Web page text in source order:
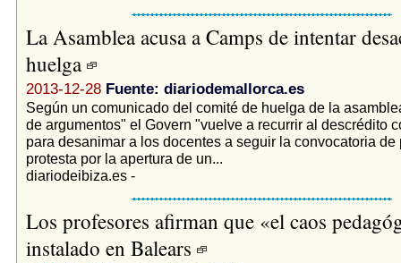
La Asamblea acusa a Camps de intentar
huelga
2013-12-28 Fuente: diariodemallorca.es
Según un comunicado del comité de huelga de la
de argumentos" el Govern "vuelve a recurrir al descrédito
para desanimar a los docentes a seguir la convocatoria de
protesta por la apertura de un...
diariodeibiza.es -
Los profesores afirman que «el caos
instalado en Balears